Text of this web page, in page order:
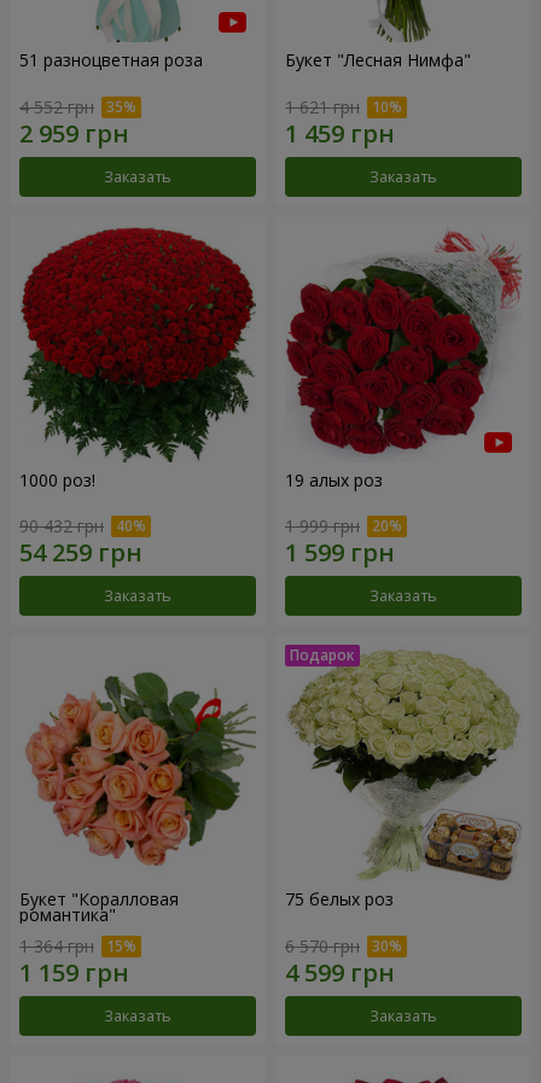
51 разноцветная роза
4 552 грн
Заказать
Букет "Лесная Нимфа"
1 621 грн
Заказать
1000 роз!
90 432 грн
Заказать
19 алых роз
1 999 грн
Заказать
Букет "Коралловая
романтика"
1 364 грн
Заказать
75 белых роз
6 570 грн
Заказать